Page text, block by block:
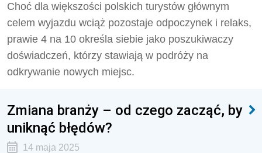
Choć dla większości polskich turystów głównym
celem wyjazdu wciąż pozostaje odpoczynek i relaks,
prawie 4 na 10 określa siebie jako poszukiwaczy
doświadczeń, którzy stawiają w podróży na
odkrywanie nowych miejsc.
Zmiana branży – od czego zacząć, by
uniknąć błędów?
14 maja 2025